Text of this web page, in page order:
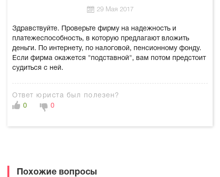
29 Мая 2017
Здравствуйте. Проверьте фирму на надежность и
платежеспособность, в которую предлагают вложить
деньги. По интернету, по налоговой, пенсионному фонду.
Если фирма окажется "подставной", вам потом предстоит
судиться с ней.
Ответ юриста был полезен?
0
0
Похожие вопросы